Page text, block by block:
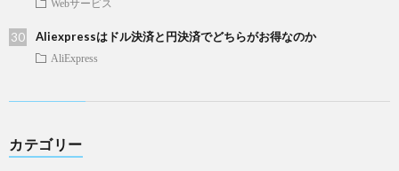
Webサービス
Aliexpressはドル決済と円決済でどちらがお得なのか
AliExpress
カテゴリー